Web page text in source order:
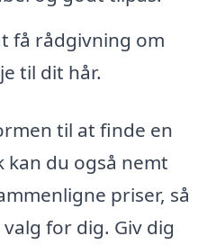
få rådgivning om
til dit hår.
til at finde en
du også nemt
priser, så
for dig. Giv dig